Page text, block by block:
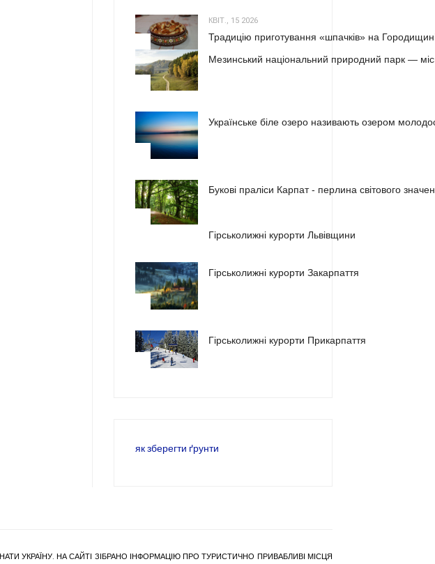
КВІТ., 15 2026
Традицію приготування «шпачків» на
Мезинський національний природний парк —
Українське біле озеро називають озером
Букові праліси Карпат - перлина світового
Гірськолижні курорти Львівщини
Гірськолижні курорти Закарпаття
Гірськолижні курорти Прикарпаття
як зберегти ґрунти
УКРАЇНУ. НА САЙТІ ЗІБРАНО ІНФОРМАЦІЮ ПРО ТУРИСТИЧНО ПРИВАБЛИВІ МІСЦЯ